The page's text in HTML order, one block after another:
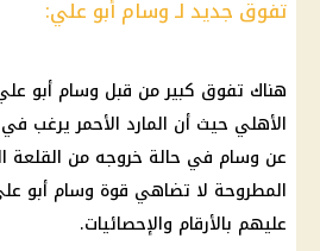
تفوق جديد لـ وسام أبو علي:
هناك تفوق كبير من قبل وسام أبو
الأهلي حيث أن المارد الأحمر يرغب
عن وسام في حالة خروجه من القلعة
المطروحة لا تضاهي قوة وسام أبو
عليهم بالأرقام والإحصائيات.